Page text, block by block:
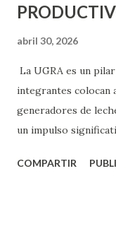
abril 30, 2026
La UGRA es un
integrantes colocan
generadores de
un impulso
muestra de su
COMPARTIR